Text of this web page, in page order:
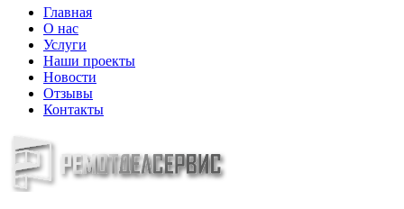
Главная
О нас
Услуги
Наши проекты
Новости
Отзывы
Контакты